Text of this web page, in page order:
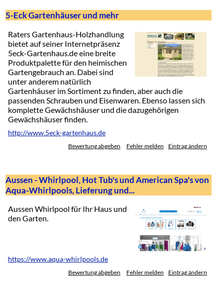
5-Eck Gartenhäuser und mehr
Raters Gartenhaus-Holzhandlung
bietet auf seiner Internetpräsenz
5eck-Gartenhaus.de eine breite
Produktpalette für den heimischen
Gartengebrauch an. Dabei sind
unter anderem natürlich
Gartenhäuser im Sortiment zu finden, aber auch die
passenden Schrauben und Eisenwaren. Ebenso lassen sich
komplette Gewächshäuser und die dazugehörigen
Gewächshäuser finden.
http://www.5eck-gartenhaus.de
Bewertung abgeben Fehler melden Eintrag ändern
Aussen - Whirlpool, Hot Tub's und American Spa's von
Aqua-Whirlpools, Lieferung und...
Aussen Whirlpool für Ihr Haus und
den Garten.
https://www.aqua-whirlpools.de
Bewertung abgeben Fehler melden Eintrag ändern